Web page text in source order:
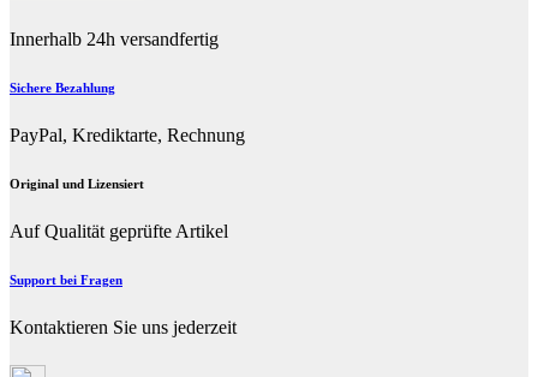
Innerhalb 24h versandfertig
Sichere Bezahlung
PayPal, Krediktarte, Rechnung
Original und Lizensiert
Auf Qualität geprüfte Artikel
Support bei Fragen
Kontaktieren Sie uns jederzeit